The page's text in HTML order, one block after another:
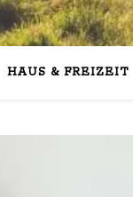
HAUS & FREIZEIT